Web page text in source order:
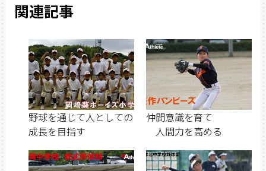
関連記事
野球を通じて人としての
成長を目指す
仲間意識を育て
人間力を高める